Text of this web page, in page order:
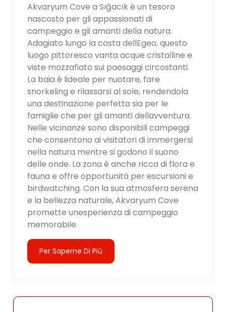
Akvaryum Cove a Sığacık è un tesoro
nascosto per gli appassionati di
campeggio e gli amanti della natura.
Adagiato lungo la costa dellEgeo, questo
luogo pittoresco vanta acque cristalline e
viste mozzafiato sui paesaggi circostanti.
La baia è lideale per nuotare, fare
snorkeling e rilassarsi al sole, rendendola
una destinazione perfetta sia per le
famiglie che per gli amanti dellavventura.
Nelle vicinanze sono disponibili campeggi
che consentono ai visitatori di immergersi
nella natura mentre si godono il suono
delle onde. La zona è anche ricca di flora e
fauna e offre opportunità per escursioni e
birdwatching. Con la sua atmosfera serena
e la bellezza naturale, Akvaryum Cove
promette unesperienza di campeggio
memorabile.
Per Saperne Di Più